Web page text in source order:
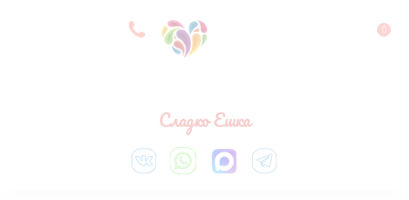
8 927 083 33 05 0
Сладко Ешка